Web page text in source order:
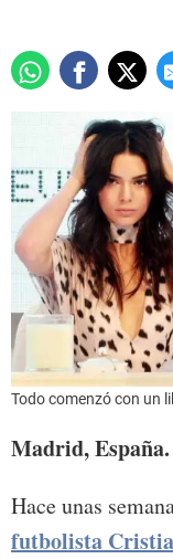
Todo comenzó con un
Madrid, España.
Hace unas
futbolista